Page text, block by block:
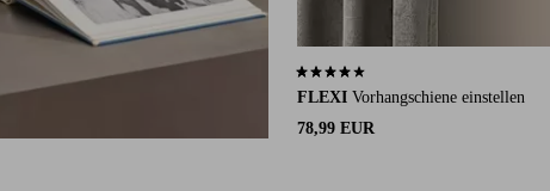
FLEXI Vorhangschiene einstellen
78,99 EUR
3,8 basierend auf 16 Bewertungen